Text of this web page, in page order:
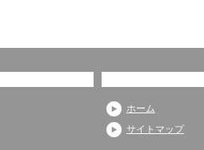
ホーム
サイトマップ